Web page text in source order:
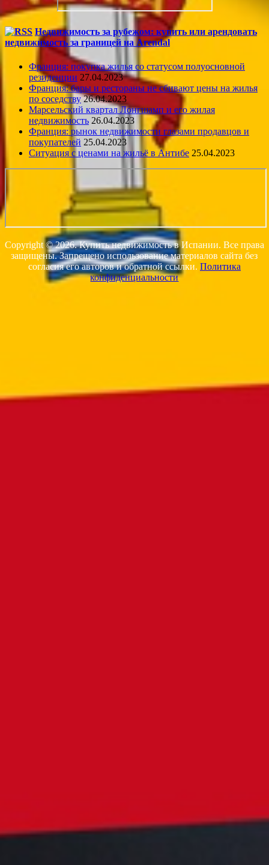
Недвижимость за рубежом: купить или арендовать
недвижимость за границей на Arendal
Франция: покупка жилья со статусом полуосновной
резиденции 27.04.2023
Франция: бары и рестораны не сбивают цены на жилья
по соседству 26.04.2023
Марсельский квартал Лонгшамп и его жилая
недвижимость 26.04.2023
Франция: рынок недвижимости глазами продавцов и
покупателей 25.04.2023
Ситуация с ценами на жильё в Антибе 25.04.2023
Copyright © 2026. Купить недвижимость в Испании. Все права
защищены. Запрещено использование материалов сайта без
согласия его авторов и обратной ссылки. Политика
конфиденциальности